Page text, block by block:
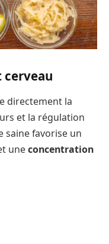
directement la
et la régulation
saine favorise un
uneconcentration